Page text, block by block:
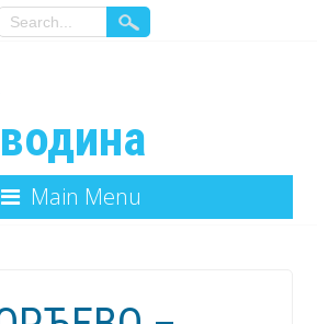
Main Menu